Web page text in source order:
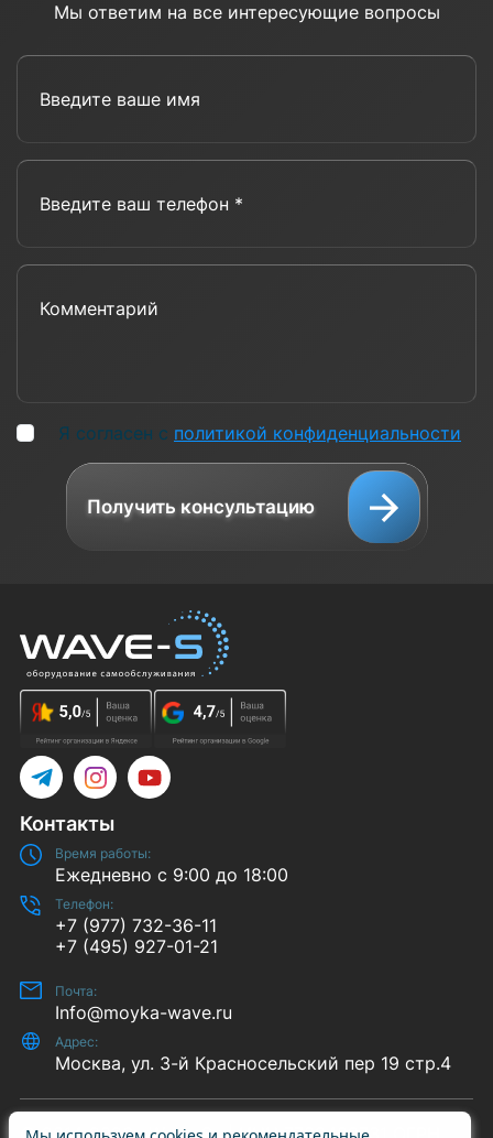
Мы ответим на все интересующие вопросы
Я согласен с политикой конфиденциальности
Получить консультацию
TelegramInstagramYouTube
Контакты
Время работы:
Ежедневно с 9:00 до 18:00
Телефон:
+7 (977) 732-36-11
+7 (495) 927-01-21
Почта:
Info@moyka-wave.ru
Адрес:
Москва, ул. 3-й Красносельский пер 19 стр.4
© 2014-2026 «Wave-S» | ИНН 7708409731 ОГРН